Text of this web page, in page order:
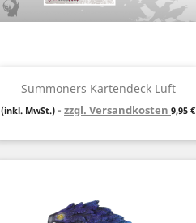
Summoners Kartendeck Luft
(inkl. MwSt.) zzgl. Versandkosten Preis
9,95 €
Vorschau